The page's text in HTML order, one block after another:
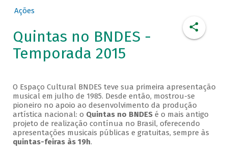
Ações
Quintas no BNDES -
Temporada 2015
O Espaço Cultural BNDES teve sua primeira apresentação
musical em julho de 1985. Desde então, mostrou-se
pioneiro no apoio ao desenvolvimento da produção
artística nacional: o Quintas no BNDESé o mais antigo
projeto de realização contínua no Brasil, oferecendo
apresentações musicais públicas e gratuitas, sempre às
quintas-feiras às 19h.